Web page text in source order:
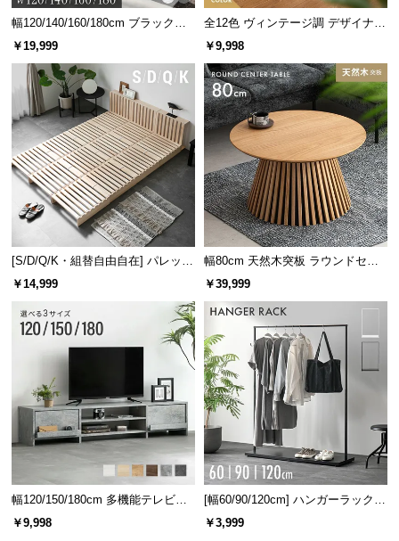
横幅 奥行き
約116㎝ 約12㎝
やさしく照らす間接照明
ヘッドボードの中央には照明付き。就寝前の読書時
などリラックスタイムをやさしく照らします。
幅120/140/160/180cm ブラックフ
レーム ダイニング 大理石調 4人掛
￥19,999
全12色 ヴィンテージ調 デザイナー
ズシェルチェア
￥9,998
[S/D/Q/K・組替自由自在] パレット
ベッド 8/12/16枚セット
￥14,999
幅80cm 天然木突板 ラウンドセン
ターテーブル 美しい格子デザイン
￥39,999
幅120/150/180cm 多機能テレビボ
ード 木目/石目調 オープン収納・
引き出し収納付き
￥9,998
[幅60/90/120cm] ハンガーラック
スチール 4段階高さ調節 サイドフ
ック オープンラック シンプル
￥3,999